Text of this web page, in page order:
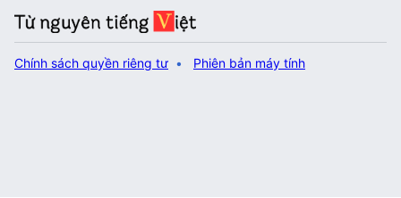
Chính sách quyền riêng tư Phiên bản máy tính